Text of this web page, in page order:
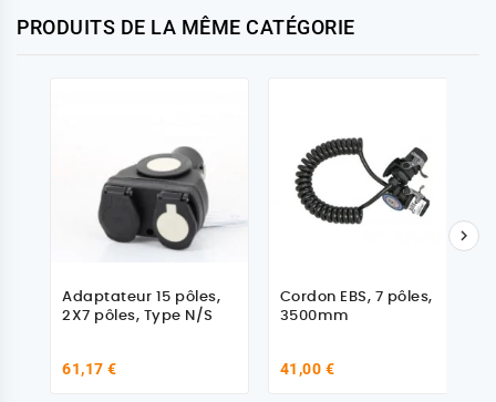
PRODUITS DE LA MÊME CATÉGORIE
Adaptateur 15 pôles,
2X7 pôles, Type N/S
61,17 €
Cordon EBS, 7 pôles,
3500mm
41,00 €
